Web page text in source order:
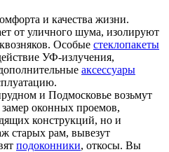
и качества жизни.
от уличного шума, изолируют
Особые стеклопакеты
УФ-излучения,
аксессуары
и Подмосковье возьмут
оконных проемов,
конструкций, но и
старых рам, вывезут
подоконники, откосы. Вы